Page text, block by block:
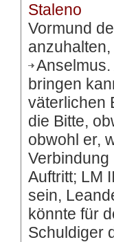
Staleno
Vormund
Anselmus
bringen
väterlichen
die Bitte,
obwohl er,
Verbindung
Auftritt; LM
sein,
könnte für
Schuldiger